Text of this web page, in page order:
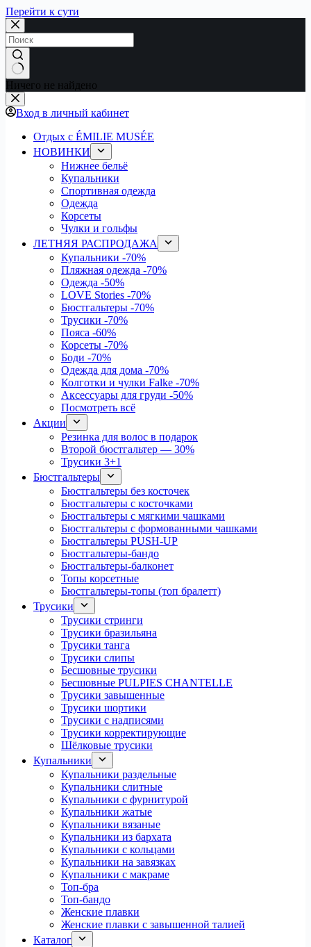
Перейти к сути
Ничего не найдено
Вход в личный кабинет
Отдых с ÉMILIE MUSÉE
НОВИНКИ
Нижнее бельё
Купальники
Спортивная одежда
Одежда
Корсеты
Чулки и гольфы
ЛЕТНЯЯ РАСПРОДАЖА
Купальники -70%
Пляжная одежда -70%
Одежда -50%
LOVE Stories -70%
Бюстгальтеры -70%
Трусики -70%
Пояса -60%
Корсеты -70%
Боди -70%
Одежда для дома -70%
Колготки и чулки Falke -70%
Аксессуары для груди -50%
Посмотреть всё
Акции
Резинка для волос в подарок
Второй бюстгальтер — 30%
Трусики 3+1
Бюстгальтеры
Бюстгальтеры без косточек
Бюстгальтеры с косточками
Бюстгальтеры с мягкими чашками
Бюстгальтеры с формованными чашками
Бюстгальтеры PUSH-UP
Бюстгальтеры-бандо
Бюстгальтеры-балконет
Топы корсетные
Бюстгальтеры-топы (топ бралетт)
Трусики
Трусики стринги
Трусики бразильяна
Трусики танга
Трусики слипы
Бесшовные трусики
Бесшовные PULPIES CHANTELLE
Трусики завышенные
Трусики шортики
Трусики с надписями
Трусики корректирующие
Шёлковые трусики
Купальники
Купальники раздельные
Купальники слитные
Купальники с фурнитурой
Купальники жатые
Купальники вязаные
Купальники из бархата
Купальники с кольцами
Купальники на завязках
Купальники с макраме
Топ-бра
Топ-бандо
Женские плавки
Женские плавки с завышенной талией
Каталог